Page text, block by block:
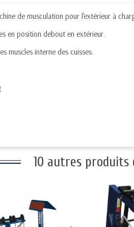
de musculation pour l'extérieur à
en position debout en extérieur.
muscles interne des cuisses.
10 autres produits